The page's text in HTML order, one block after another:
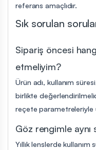
referans amaçlıdır.
Sık sorulan
Sipariş öncesi
etmeliyim?
Ürün adı, kullanım
birlikte
reçete parametreleriyle
Göz rengimle
Yıllık lenslerde